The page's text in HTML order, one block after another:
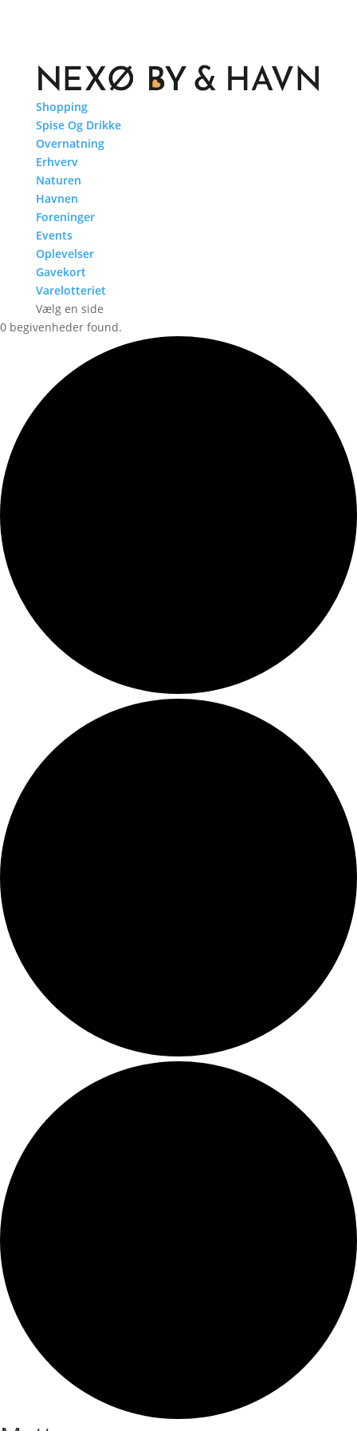
Shopping
Spise Og Drikke
Overnatning
Erhverv
Naturen
Havnen
Foreninger
Events
Oplevelser
Gavekort
Varelotteriet
Vælg en side
0 begivenheder found.